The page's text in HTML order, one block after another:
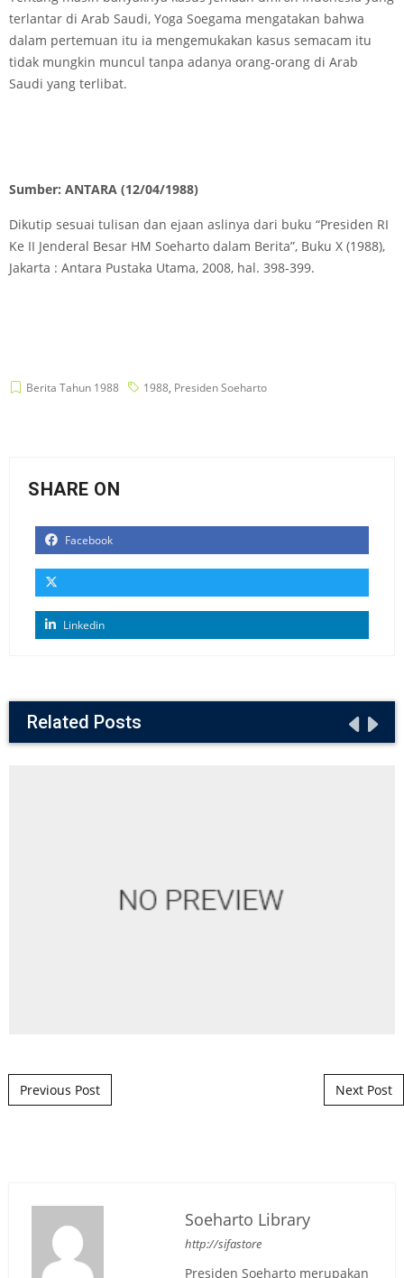
terlantar di Arab Saudi, Yoga Soegama mengatakan bahwa
dalam pertemuan itu ia mengemukakan kasus semacam itu
tidak mungkin muncul tanpa adanya orang-orang di Arab
Saudi yang terlibat.
Sumber: ANTARA (12/04/1988)
Dikutip sesuai tulisan dan ejaan aslinya dari buku “Presiden RI
Ke II Jenderal Besar HM Soeharto dalam Berita”, Buku X (1988),
Jakarta : Antara Pustaka Utama, 2008, hal. 398-399.
Berita Tahun 1988 1988, Presiden Soeharto
SHARE ON
Facebook
Linkedin
Related Posts
Post navigation
Previous Post Next Post
Soeharto Library
http://sifastore
Presiden Soeharto merupakan